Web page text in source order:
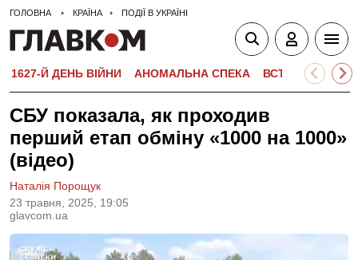
ГОЛОВНА КРАЇНА ПОДІЇ В УКРАЇНІ
1627-Й ДЕНЬ ВІЙНИ АНОМАЛЬНА СПЕКА ВСТУПНА
СБУ показала, як проходив
перший етап обміну «1000 на 1000»
(відео)
23 травня, 2025, 19:05
glavcom.ua
Наталія Порощук